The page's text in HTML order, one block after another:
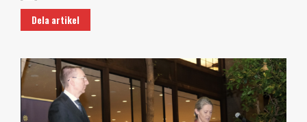
Dela artikel